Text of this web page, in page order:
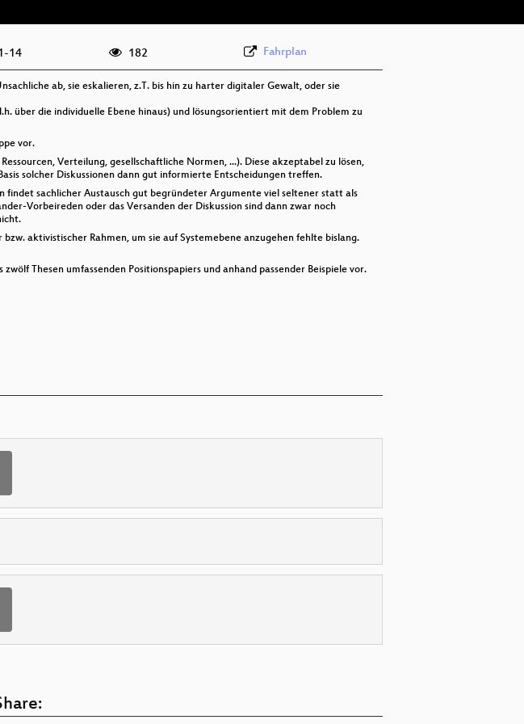
14 182 Fahrplan
ab, sie eskalieren, z.T. bis hin zu harter digitaler Gewalt, oder sie
über die individuelle Ebene hinaus) und lösungsorientiert mit dem Problem zu
vor.
Verteilung, gesellschaftliche Normen, ...). Diese akzeptabel zu lösen,
solcher Diskussionen dann gut informierte Entscheidungen treffen.
findet sachlicher Austausch gut begründeter Argumente viel seltener statt als
Vorbeireden oder das Versanden der Diskussion sind dann zwar noch
aktivistischer Rahmen, um sie auf Systemebene anzugehen fehlte bislang.
Thesen umfassenden Positionspapiers und anhand passender Beispiele vor.